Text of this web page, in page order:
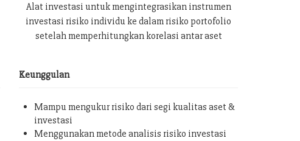
Alat investasi untuk mengintegrasikan instrumen
investasi risiko individu ke dalam risiko portofolio
setelah memperhitungkan korelasi antar aset
Keunggulan
Mampu mengukur risiko dari segi kualitas aset &
investasi
Menggunakan metode analisis risiko investasi